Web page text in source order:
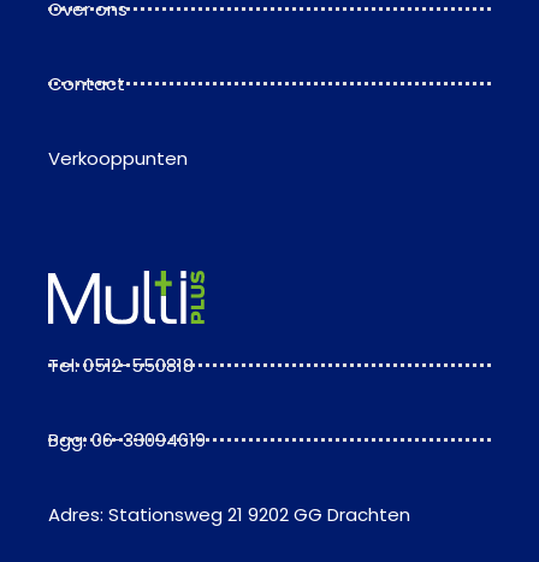
Over ons
Contact
Verkooppunten
Tel: 0512-550818
Bgg: 06-33094619
Adres: Stationsweg 21 9202 GG Drachten